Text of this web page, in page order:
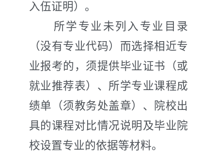
入伍证明）。
所学专业未列入专业目录
（没有专业代码）而选择相近专
业报考的，须提供毕业证书（或
就业推荐表）、所学专业课程成
绩单（须教务处盖章）、院校出
具的课程对比情况说明及毕业院
校设置专业的依据等材料。